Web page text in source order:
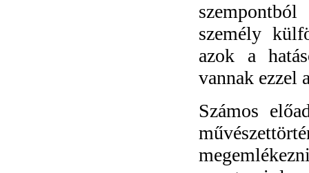
személy
azok a
vannak ezzel
Számos